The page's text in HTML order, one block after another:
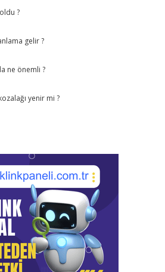
?
gelir ?
ne önemli ?
yenir mi ?